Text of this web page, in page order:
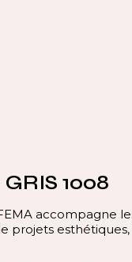
1008
accompagne
projets esthétiques,